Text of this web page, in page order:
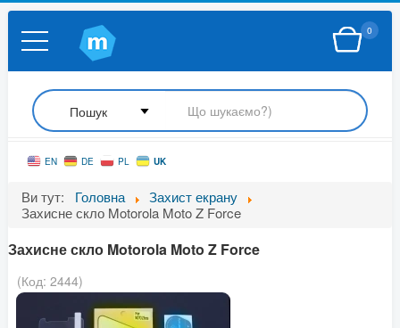
0
EN DE PL UK
Ви тут: Головна
Захист екрану
Захисне скло Motorola Moto Z Force
Захисне скло Motorola Moto Z Force
(Код: 2444)